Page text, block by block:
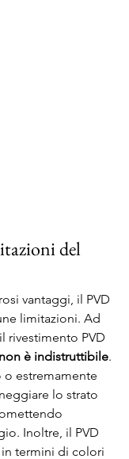
del
vantaggi, il PVD
limitazioni. Ad
rivestimento PVD
non è indistruttibile.
estremamente
lo strato
Inoltre, il PVD
termini di colori